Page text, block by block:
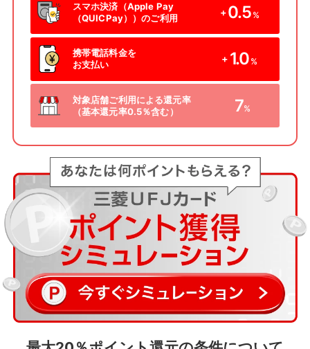
スマホ決済（Apple Pay
（QUICPay））のご利用
+ 0.5 %
携帯電話料金を
お支払い
+ 1.0 %
対象店舗ご利用による還元率
（基本還元率0.5％含む）
7%